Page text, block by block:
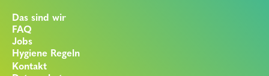
Das sind wir
FAQ
Jobs
Hygiene Regeln
Kontakt